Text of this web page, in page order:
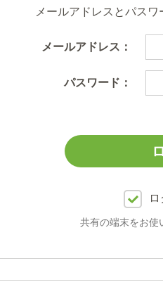
メールアドレスとパスワ
メールアドレス：
パスワード：
共有の端末をお使